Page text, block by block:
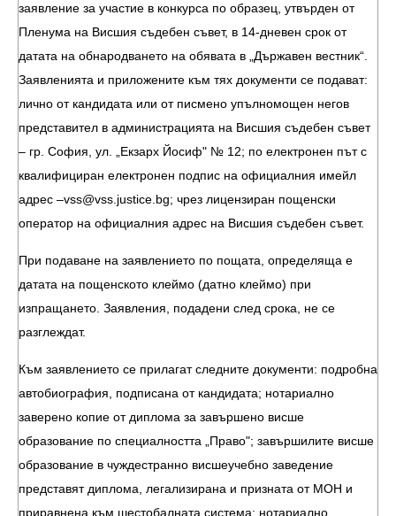
заявление за участие в конкурса по образец, утвърден от
Пленума на Висшия съдебен съвет, в 14-дневен срок от
датата на обнародването на обявата в „Държавен вестник“.
Заявленията и приложените към тях документи се подават:
лично от кандидата или от писмено упълномощен негов
представител в администрацията на Висшия съдебен съвет
– гр. София, ул. „Екзарх Йосиф" № 12; по електронен път с
квалифициран електронен подпис на официалния имейл
адрес –vss@vss.justice.bg; чрез лицензиран пощенски
оператор на официалния адрес на Висшия съдебен съвет.
При подаване на заявлението по пощата, определяща е
датата на пощенското клеймо (датно клеймо) при
изпращането. Заявления, подадени след срока, не се
разглеждат.
Към заявлението се прилагат следните документи: подробна
автобиография, подписана от кандидата; нотариално
заверено копие от диплома за завършено висше
образование по специалността „Право"; завършилите висше
образование в чуждестранно висшеучебно заведение
представят диплома, легализирана и призната от МОН и
приравнена към шестобалната система; нотариално